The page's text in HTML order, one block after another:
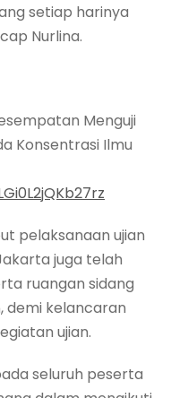
setiap harinya
Nurlina.
Menguji
Konsentrasi Ilmu
pelaksanaan ujian
juga telah
ruangan sidang
demi kelancaran
ujian.
seluruh peserta